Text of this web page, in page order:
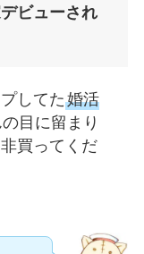
ビューされ
してた婚活
目に留まり
買ってくだ